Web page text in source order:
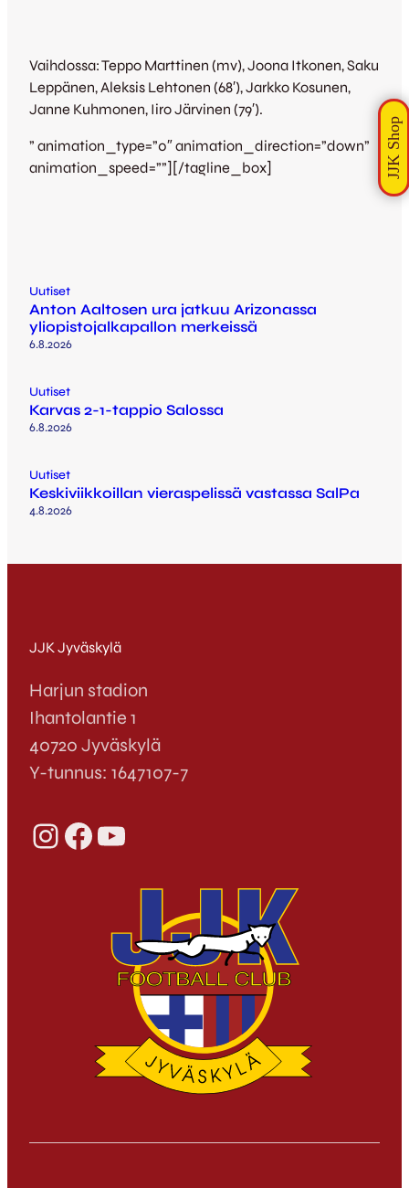
Vaihdossa: Teppo Marttinen (mv), Joona Itkonen, Saku
Leppänen, Aleksis Lehtonen (68′), Jarkko Kosunen,
Janne Kuhmonen, Iiro Järvinen (79′).
” animation_type=”0″ animation_direction=”down”
animation_speed=””][/tagline_box]
Uutiset
Anton Aaltosen ura jatkuu Arizonassa
yliopistojalkapallon merkeissä
6.8.2026
Uutiset
Karvas 2-1-tappio Salossa
6.8.2026
Uutiset
Keskiviikkoillan vieraspelissä vastassa SalPa
4.8.2026
JJK Jyväskylä
Harjun stadion
Ihantolantie 1
40720 Jyväskylä
Y-tunnus: 1647107-7
InstagramFacebook YouTube